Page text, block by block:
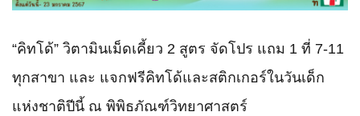
“คิทโด้” วิตามินเม็ดเคี้ยว 2 สูตร จัดโปร แถม 1 ที่ 7-11
ทุกสาขา และ แจกฟรีคิทโด้และสติกเกอร์ในวันเด็ก
แห่งชาติปีนี้ ณ พิพิธภัณฑ์วิทยาศาสตร์